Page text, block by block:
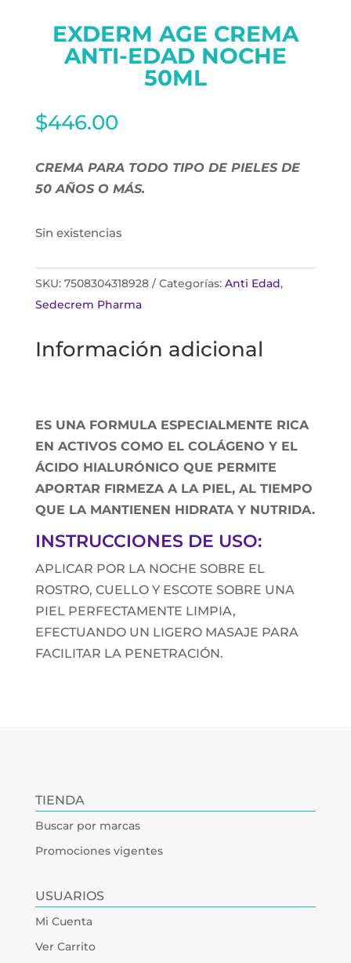
EXDERM AGE CREMA
ANTI-EDAD NOCHE
50ML
$446.00
CREMA PARA TODO TIPO DE PIELES DE
50 AÑOS O MÁS.
Sin existencias
SKU: 7508304318928 Categorías: Anti Edad,
Sedecrem Pharma
Información adicional
ES UNA FORMULA ESPECIALMENTE RICA
EN ACTIVOS COMO EL COLÁGENO Y EL
ÁCIDO HIALURÓNICO QUE PERMITE
APORTAR FIRMEZA A LA PIEL, AL TIEMPO
QUE LA MANTIENEN HIDRATA Y NUTRIDA.
INSTRUCCIONES DE USO:
APLICAR POR LA NOCHE SOBRE EL
ROSTRO, CUELLO Y ESCOTE SOBRE UNA
PIEL PERFECTAMENTE LIMPIA,
EFECTUANDO UN LIGERO MASAJE PARA
FACILITAR LA PENETRACIÓN.
TIENDA
Buscar por marcas
Promociones vigentes
USUARIOS
Mi Cuenta
Ver Carrito